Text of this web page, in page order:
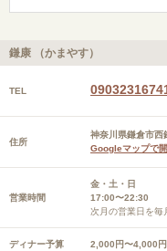
鎌康 （かまやす）
TEL
住所
神奈川県鎌倉市西
Googleマップで開
営業時間
金・土・日
17:00〜22:30
次月の営業日を毎
ディナー予算 2,000円〜4,000円